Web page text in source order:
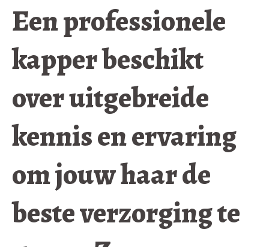
Een professionele
kapper beschikt
over uitgebreide
kennis en ervaring
om jouw haar de
beste verzorging te